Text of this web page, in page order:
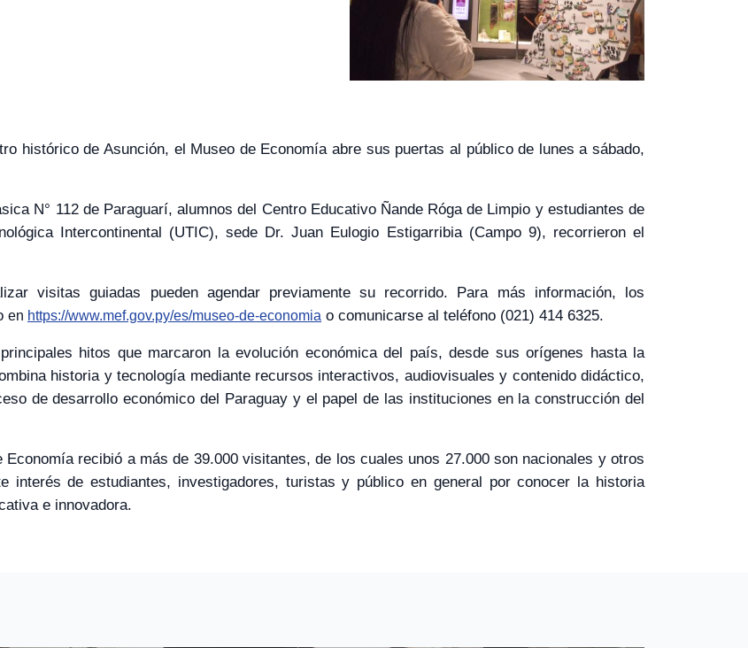
histórico de Asunción, el Museo de Economía abre sus puertas al público de lunes a sábado,
N° 112 de Paraguarí, alumnos del Centro Educativo Ñande Róga de Limpio y estudiantes de
Intercontinental (UTIC), sede Dr. Juan Eulogio Estigarribia (Campo 9), recorrieron el
visitas guiadas pueden agendar previamente su recorrido. Para más información, los
en https://www.mef.gov.py/es/museo-de-economia o comunicarse al teléfono (021) 414 6325.
hitos que marcaron la evolución económica del país, desde sus orígenes hasta la
historia y tecnología mediante recursos interactivos, audiovisuales y contenido didáctico,
de desarrollo económico del Paraguay y el papel de las instituciones en la construcción del
recibió a más de 39.000 visitantes, de los cuales unos 27.000 son nacionales y otros
interés de estudiantes, investigadores, turistas y público en general por conocer la historia
e innovadora.